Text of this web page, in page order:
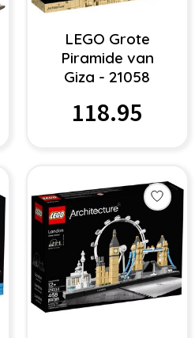
LEGO Grote
Piramide van
Giza - 21058
118.95